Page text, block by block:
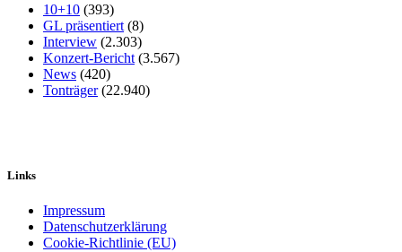
10+10 (393)
GL präsentiert (8)
Interview (2.303)
Konzert-Bericht (3.567)
News (420)
Tonträger(22.940)
Links
Impressum
Datenschutzerklärung
Cookie-Richtlinie (EU)